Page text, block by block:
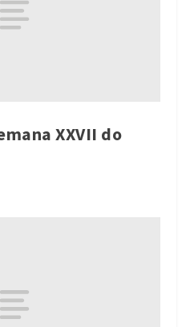
XXVII do